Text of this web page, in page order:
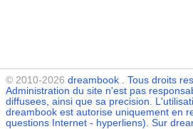
© 2010-2026 dreambook . Tous droits
Administration du site n'est pas
diffusees, ainsi que sa precision.
dreambook est autorise uniquement en
questions Internet - hyperliens). Sur